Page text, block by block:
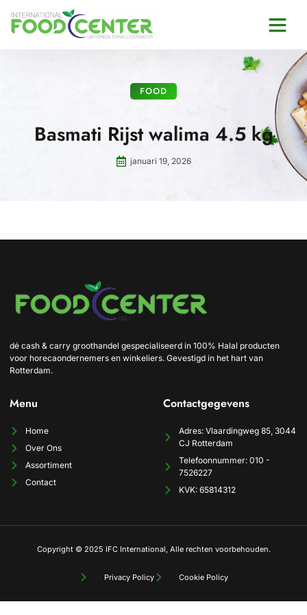
FOOD
Basmati Rijst walima 4.5 kg
januari 19, 2026
dé cash & carry groothandel gespecialiseerd in 100% Halal producten
voor horecaondernemers en winkeliers. Gevestigd in het hart van
Rotterdam.
Menu
Home
Over Ons
Assortiment
Contact
Contactgegevens
Adres: Vlaardingweg 85, 3044
CJ Rotterdam
Telefoonnummer: 010 -
7526227
KVK: 65814312
Copyright © 2025 IFC International, Alle rechten voorbehouden.
Privacy Policy Cookie Policy